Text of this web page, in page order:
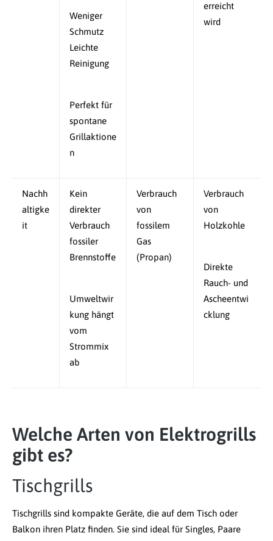
Weniger
Schmutz
Leichte
Reinigung
Perfekt für
spontane
Grillaktione
n
erreicht
wird
Nachh
altigke
it
Kein
direkter
Verbrauch
fossiler
Brennstoffe
Umweltwir
kung hängt
vom
Strommix
ab
Verbrauch
von
fossilem
Gas
(Propan)
Verbrauch
von
Holzkohle
Direkte
Rauch- und
Ascheentwi
cklung
Welche Arten von Elektrogrills
gibt es?
Tischgrills
Tischgrills sind kompakte Geräte, die auf dem Tisch oder
Balkon ihren Platz finden. Sie sind ideal für Singles, Paare